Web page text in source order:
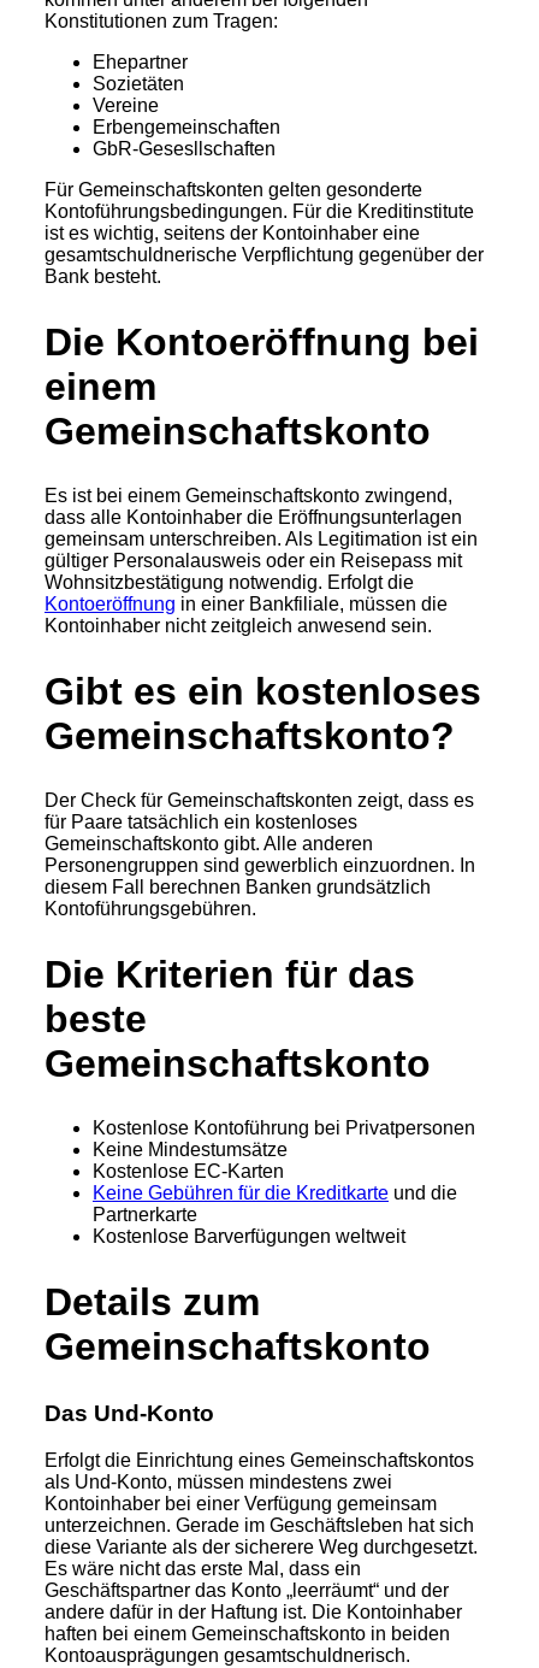
Konstitutionen zum Tragen:
Ehepartner
Sozietäten
Vereine
Erbengemeinschaften
GbR-Gesesllschaften
Für Gemeinschaftskonten gelten gesonderte
Kontoführungsbedingungen. Für die Kreditinstitute
ist es wichtig, seitens der Kontoinhaber eine
gesamtschuldnerische Verpflichtung gegenüber der
Bank besteht.
Die Kontoeröffnung bei
einem
Gemeinschaftskonto
Es ist bei einem Gemeinschaftskonto zwingend,
dass alle Kontoinhaber die Eröffnungsunterlagen
gemeinsam unterschreiben. Als Legitimation ist ein
gültiger Personalausweis oder ein Reisepass mit
Wohnsitzbestätigung notwendig. Erfolgt die
Kontoeröffnung in einer Bankfiliale, müssen die
Kontoinhaber nicht zeitgleich anwesend sein.
Gibt es ein kostenloses
Gemeinschaftskonto?
Der Check für Gemeinschaftskonten zeigt, dass es
für Paare tatsächlich ein kostenloses
Gemeinschaftskonto gibt. Alle anderen
Personengruppen sind gewerblich einzuordnen. In
diesem Fall berechnen Banken grundsätzlich
Kontoführungsgebühren.
Die Kriterien für das
beste
Gemeinschaftskonto
Kostenlose Kontoführung bei Privatpersonen
Keine Mindestumsätze
Kostenlose EC-Karten
Keine Gebühren für die Kreditkarte und die
Partnerkarte
Kostenlose Barverfügungen weltweit
Details zum
Gemeinschaftskonto
Das Und-Konto
Erfolgt die Einrichtung eines Gemeinschaftskontos
als Und-Konto, müssen mindestens zwei
Kontoinhaber bei einer Verfügung gemeinsam
unterzeichnen. Gerade im Geschäftsleben hat sich
diese Variante als der sicherere Weg durchgesetzt.
Es wäre nicht das erste Mal, dass ein
Geschäftspartner das Konto „leerräumt“ und der
andere dafür in der Haftung ist. Die Kontoinhaber
haften bei einem Gemeinschaftskonto in beiden
Kontoausprägungen gesamtschuldnerisch.